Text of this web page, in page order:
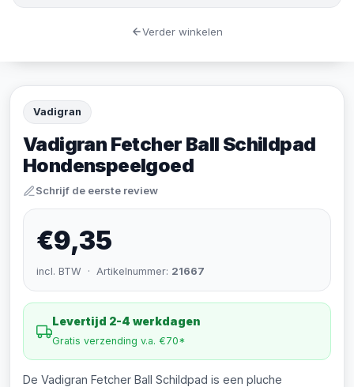
Vadigran
Vadigran Fetcher Ball Schildpad
Hondenspeelgoed
Schrijf de eerste review
€9,35
incl. BTW · Artikelnummer: 21667
Levertijd 2-4 werkdagen
Gratis verzending v.a. €70*
De Vadigran Fetcher Ball Schildpad is een pluche
Verder winkelen